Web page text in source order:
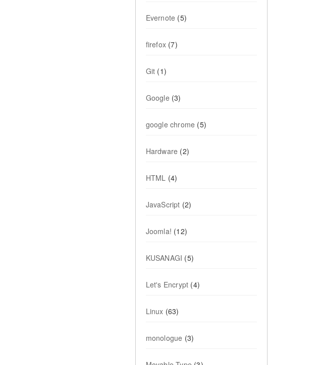
Evernote (5)
firefox(7)
Git (1)
Google (3)
google chrome (5)
Hardware (2)
HTML (4)
JavaScript (2)
Joomla! (12)
KUSANAGI (5)
Let's Encrypt (4)
Linux (63)
monologue (3)